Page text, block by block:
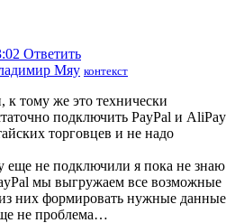
Ответить
Мяу контекст
к тому же это технически
подключить PayPal и AliPay
торговцев и не надо
не подключили я пока не знаю
мы выгружаем все возможные
них формировать нужные данные
не проблема…